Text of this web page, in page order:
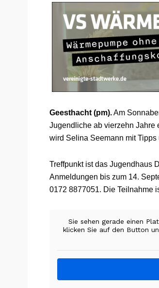
Geesthacht (pm).Am
Jugendliche ab vierzehn Jahre
wird Selina Seemann mit Tipps
Treffpunkt ist das Jugendhaus
Anmeldungen bis zum 14.
0172 8877051. Die Teilnahme
Sie sehen gerade einen
klicken Sie auf den Button